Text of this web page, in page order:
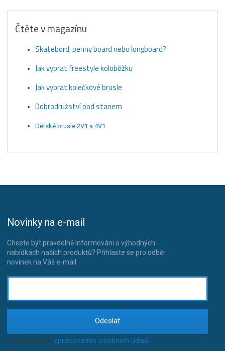
Čtěte v magazínu
Skatebord, penny board nebo longboard?
Jak vybrat freestyle koloběžku
Jak vybrat kolečkové brusle
Dobrodružství pod stanem
Dětské brusle 2V1 a 4V1
Novinky na e-mail
Chcete být pravdelně informováni o výhodných
nabídkách našich produktů? Přihlaste se pro odběr
novinek na Váš e-mail
Odeslat
Souhlasím se zpracováním osobních údajů.